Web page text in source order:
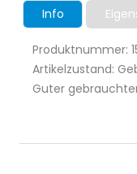
Info
Produktnummer:
Artikelzustand:
Guter